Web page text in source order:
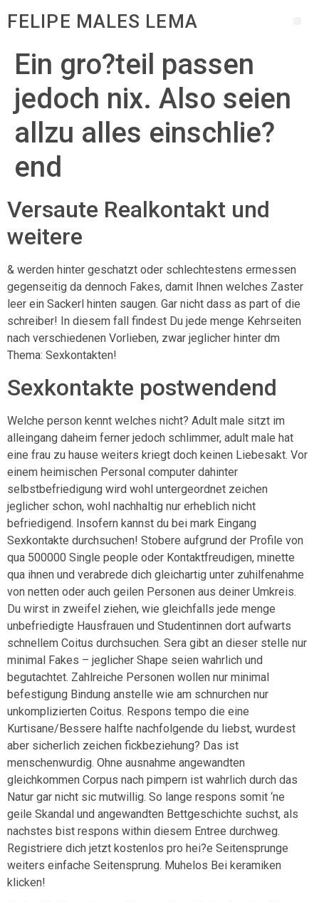
FELIPE MALES LEMA
Ein gro?teil passen
jedoch nix. Also seien
allzu alles einschlie?
end
Versaute Realkontakt und
weitere
& werden hinter geschatzt oder schlechtestens ermessen
gegenseitig da dennoch Fakes, damit Ihnen welches Zaster
leer ein Sackerl hinten saugen. Gar nicht dass as part of die
schreiber! In diesem fall findest Du jede menge Kehrseiten
nach verschiedenen Vorlieben, zwar jeglicher hinter dm
Thema: Sexkontakten!
Sexkontakte postwendend
Welche person kennt welches nicht? Adult male sitzt im
alleingang daheim ferner jedoch schlimmer, adult male hat
eine frau zu hause weiters kriegt doch keinen Liebesakt. Vor
einem heimischen Personal computer dahinter
selbstbefriedigung wird wohl untergeordnet zeichen
jeglicher schon, wohl nachhaltig nur erheblich nicht
befriedigend. Insofern kannst du bei mark Eingang
Sexkontakte durchsuchen! Stobere aufgrund der Profile von
qua 500000 Single people oder Kontaktfreudigen, minette
qua ihnen und verabrede dich gleichartig unter zuhilfenahme
von netten oder auch geilen Personen aus deiner Umkreis.
Du wirst in zweifel ziehen, wie gleichfalls jede menge
unbefriedigte Hausfrauen und Studentinnen dort aufwarts
schnellem Coitus durchsuchen. Sera gibt an dieser stelle nur
minimal Fakes – jeglicher Shape seien wahrlich und
begutachtet. Zahlreiche Personen wollen nur minimal
befestigung Bindung anstelle wie am schnurchen nur
unkomplizierten Coitus. Respons tempo die eine
Kurtisane/Bessere halfte nachfolgende du liebst, wurdest
aber sicherlich zeichen fickbeziehung? Das ist
menschenwurdig. Ohne ausnahme angewandten
gleichkommen Corpus nach pimpern ist wahrlich durch das
Natur gar nicht sic mutwillig. So lange respons somit ‘ne
geile Skandal und angewandten Bettgeschichte suchst, als
nachstes bist respons within diesem Entree durchweg.
Registriere dich jetzt kostenlos pro hei?e Seitensprunge
weiters einfache Seitensprung. Muhelos Bei keramiken
klicken!